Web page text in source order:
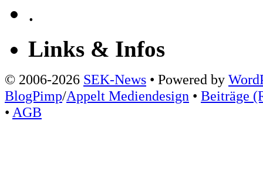
.
Links & Infos
© 2006-2026 SEK-News • Powered by
BlogPimp/Appelt Mediendesign • Beiträge
• AGB